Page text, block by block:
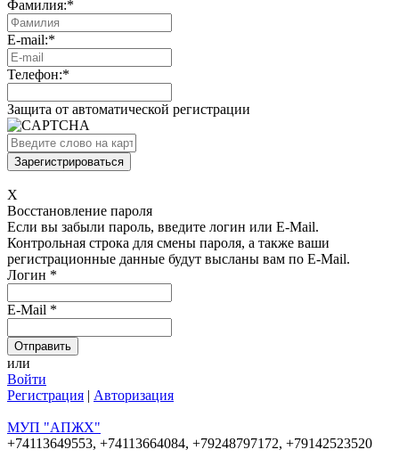
Фамилия:*
E-mail:*
Телефон:*
Защита от автоматической регистрации
X
Восстановление пароля
Если вы забыли пароль, введите логин или E-Mail.
Контрольная строка для смены пароля, а также ваши
регистрационные данные будут высланы вам по E-Mail.
Логин *
E-Mail *
или
Войти
Регистрация | Авторизация
МУП "АПЖХ"
+74113649553, +74113664084, +79248797172, +79142523520